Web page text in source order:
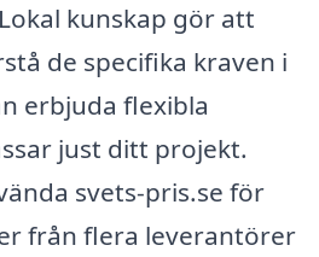
kunskap gör att
de specifika kraven i
erbjuda flexibla
just ditt projekt.
svets-pris.se för
från flera leverantörer